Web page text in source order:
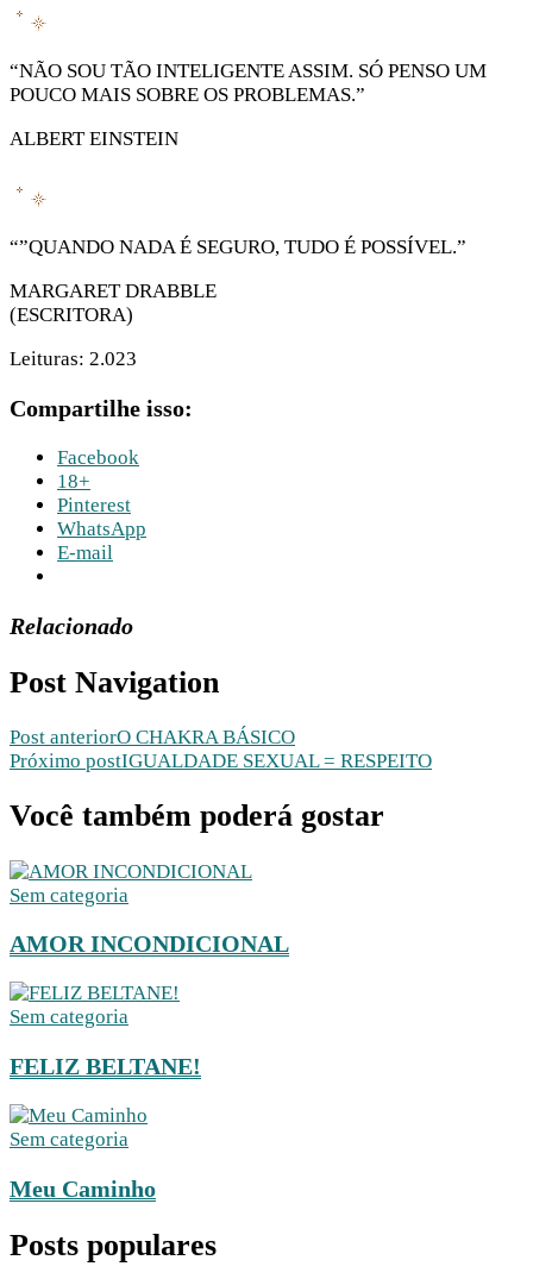
“NÃO SOU TÃO INTELIGENTE ASSIM. SÓ PENSO UM
POUCO MAIS SOBRE OS PROBLEMAS.”
ALBERT EINSTEIN
“”QUANDO NADA É SEGURO, TUDO É POSSÍVEL.”
MARGARET DRABBLE
(ESCRITORA)
Leituras: 2.023
Compartilhe isso:
Facebook
18+
Pinterest
WhatsApp
E-mail
Relacionado
Post Navigation
Post anteriorO CHAKRA BÁSICO
Próximo postIGUALDADE SEXUAL = RESPEITO
Você também poderá gostar
Sem categoria
AMOR INCONDICIONAL
Sem categoria
FELIZ BELTANE!
Sem categoria
Meu Caminho
Posts populares